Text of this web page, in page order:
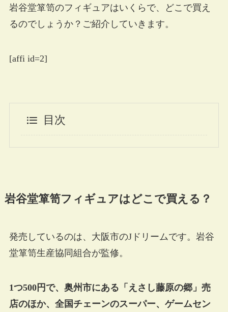
岩谷堂箪笥のフィギュアはいくらで、どこで買え
るのでしょうか？ご紹介していきます。
[affi id=2]
目次
岩谷堂箪笥フィギュアはどこで買える？
発売しているのは、大阪市のJドリームです。岩谷
堂箪笥生産協同組合が監修。
1つ500円で、奥州市にある「えさし藤原の郷」売
店のほか、全国チェーンのスーパー、ゲームセン